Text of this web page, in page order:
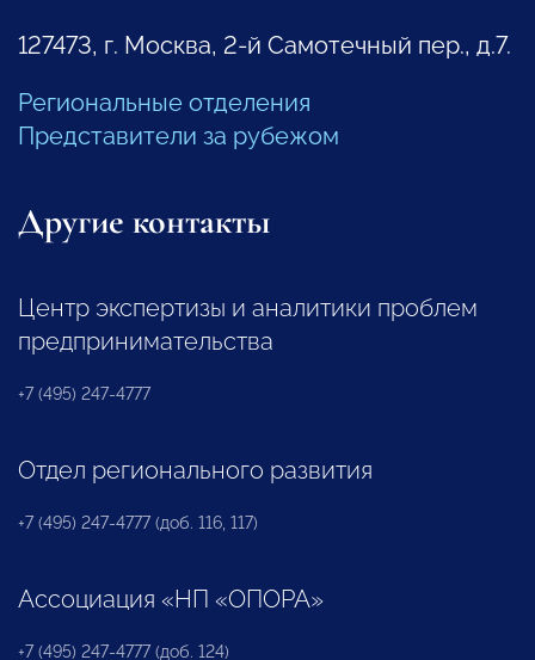
127473, г. Москва, 2-й Самотечный пер., д.7.
Региональные отделения
Представители за рубежом
Другие контакты
Центр экспертизы и аналитики проблем
предпринимательства
+7 (495) 247-4777
Отдел регионального развития
+7 (495) 247-4777 (доб. 116, 117)
Ассоциация «НП «ОПОРА»
+7 (495) 247-4777 (доб. 124)